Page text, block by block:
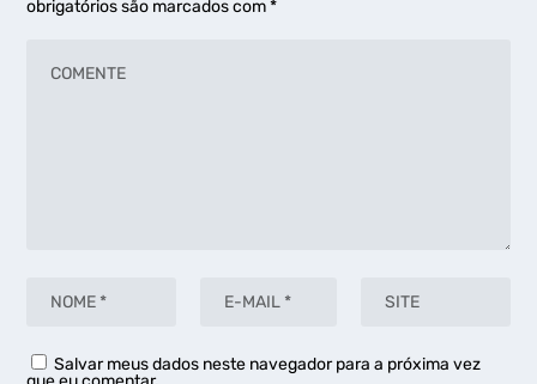
obrigatórios são marcados com*
Salvar meus dados neste navegador para a próxima vez